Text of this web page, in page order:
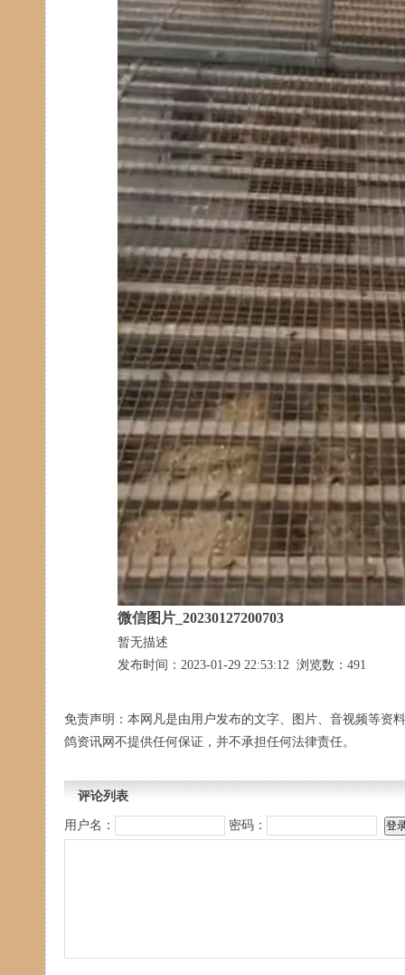
微信图片_20230127200703
暂无描述
发布时间：2023-01-29 22:53:12 浏览数：491
免责声明：本网凡是由用户发布的文字、图片、音视频等资
鸽资讯网不提供任何保证，并不承担任何法律责任。
评论列表
用户名： 密码：